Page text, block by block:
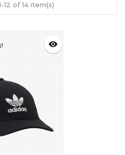
12 of 14 item(s)
visibility